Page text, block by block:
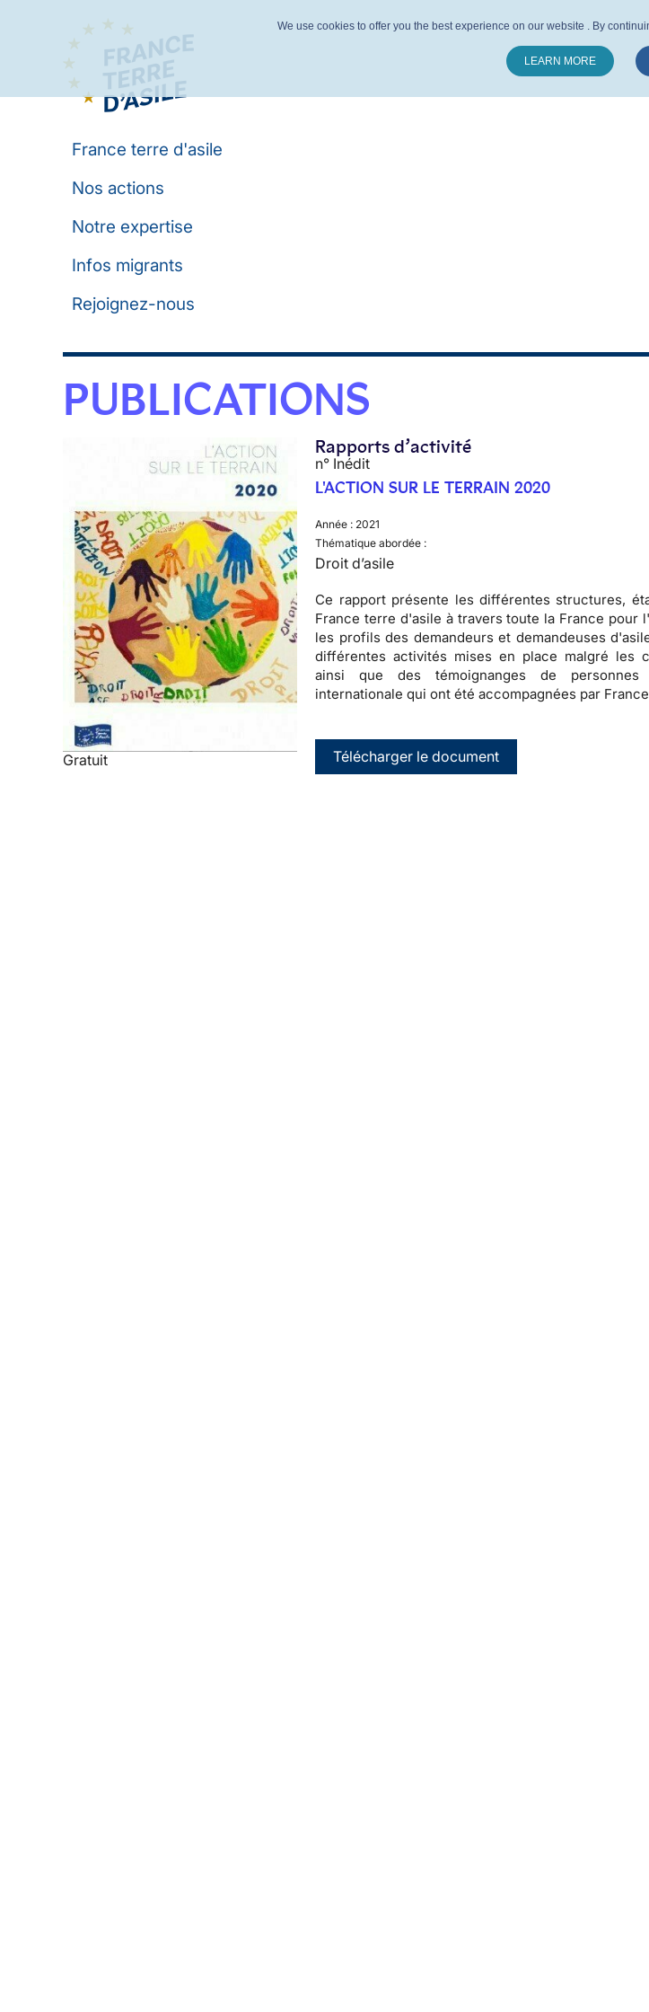
France terre d'asile
Nos actions
Notre expertise
Infos migrants
Rejoignez-nous
PUBLICATIONS
Gratuit
Rapports d’activité
n° Inédit
L'ACTION SUR LE TERRAIN 2020
Année : 2021
Thématique abordée :
Droit d’asile
Ce rapport présente les différentes structures,
France terre d'asile à travers toute la France pour
les profils des demandeurs et demandeuses
différentes activités mises en place malgré les
ainsi que des témoignanges de personnes
internationale qui ont été accompagnées par
Télécharger le document
We use cookies to offer you the best experience on our website . By
LEARN MORE